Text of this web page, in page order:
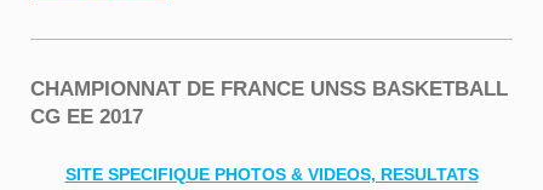
CHAMPIONNAT DE FRANCE UNSS BASKETBALL
CG EE 2017
SITE SPECIFIQUE PHOTOS & VIDEOS, RESULTATS